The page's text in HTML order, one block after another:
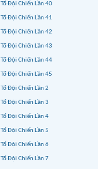
Tổ Đội Chiến Lần 40
Tổ Đội Chiến Lần 41
Tổ Đội Chiến Lần 42
Tổ Đội Chiến Lần 43
Tổ Đội Chiến Lần 44
Tổ Đội Chiến Lần 45
Tổ Đội Chiến Lần 2
Tổ Đội Chiến Lần 3
Tổ Đội Chiến Lần 4
Tổ Đội Chiến Lần 5
Tổ Đội Chiến Lần 6
Tổ Đội Chiến Lần 7